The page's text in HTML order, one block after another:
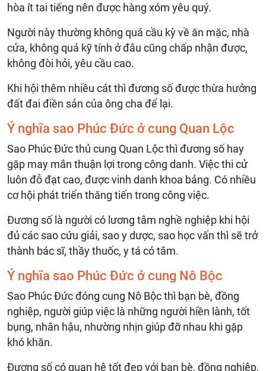
hòa ít tai tiếng nên được hàng xóm yêu quý.
Người này thường không quá cầu kỳ về ăn mặc, nhà
cửa, không quá kỹ tính ở đâu cũng chấp nhận được,
không đòi hỏi, yêu cầu cao.
Khi hội thêm nhiều cát thì đương số được thừa hưởng
đất đai điền sản của ông cha để lại.
Ý nghĩa sao Phúc Đức ở cung Quan Lộc
Sao Phúc Đức thủ cung Quan Lộc thì đương số hay
gặp may mắn thuận lợi trong công danh. Việc thi cử
luôn đỗ đạt cao, được vinh danh khoa bảng. Có nhiều
cơ hội phát triển thăng tiến trong công việc.
Đương số là người có lương tâm nghề nghiệp khi hội
đủ các sao cứu giải, sao y dược, sao học vấn thì sẽ trở
thành bác sĩ, thầy thuốc, y tá có tâm.
Ý nghĩa sao Phúc Đức ở cung Nô Bộc
Sao Phúc Đức đóng cung Nô Bộc thì bạn bè, đồng
nghiệp, người giúp việc là những người hiền lành, tốt
bụng, nhân hậu, nhường nhịn giúp đỡ nhau khi gặp
khó khăn.
Đương số có quan hệ tốt đẹp với bạn bè, đồng nghiệp,